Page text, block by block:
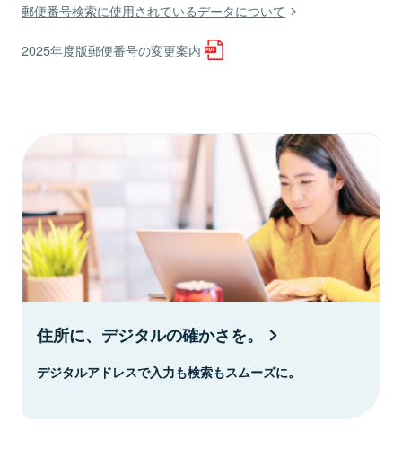
郵便番号検索に使用されているデータについて
2025年度版郵便番号の変更案内
住所に、デジタルの確かさを。
デジタルアドレスで入力も検索もスムーズに。